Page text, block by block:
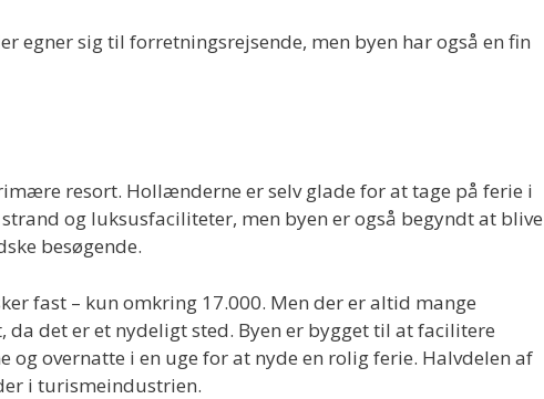
egner sig til forretningsrejsende, men byen har også en fin
resort. Hollænderne er selv glade for at tage på ferie i
og luksusfaciliteter, men byen er også begyndt at blive
besøgende.
fast – kun omkring 17.000. Men der er altid mange
det er et nydeligt sted. Byen er bygget til at facilitere
og overnatte i en uge for at nyde en rolig ferie. Halvdelen af
i turismeindustrien.